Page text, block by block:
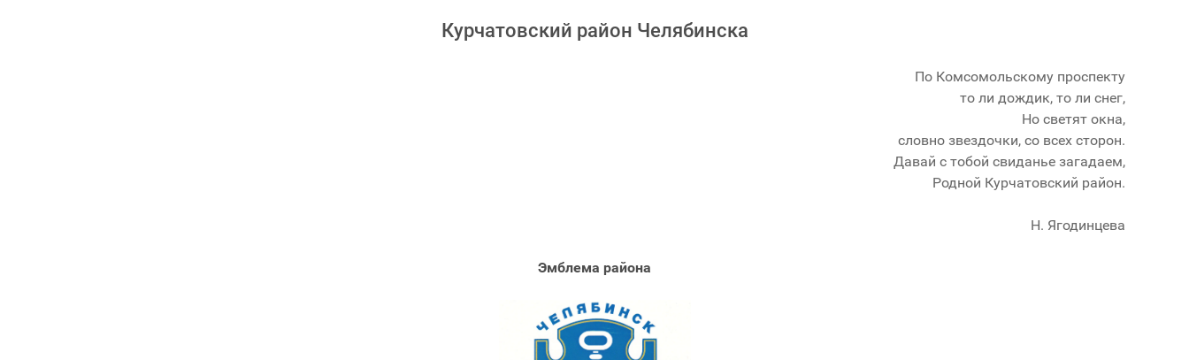
Курчатовский район Челябинска
По Комсомольскому проспекту
то ли дождик, то ли снег,
Но светят окна,
словно звездочки, со всех сторон.
Давай с тобой свиданье загадаем,
Родной Курчатовский район.
Н. Ягодинцева
Эмблема района